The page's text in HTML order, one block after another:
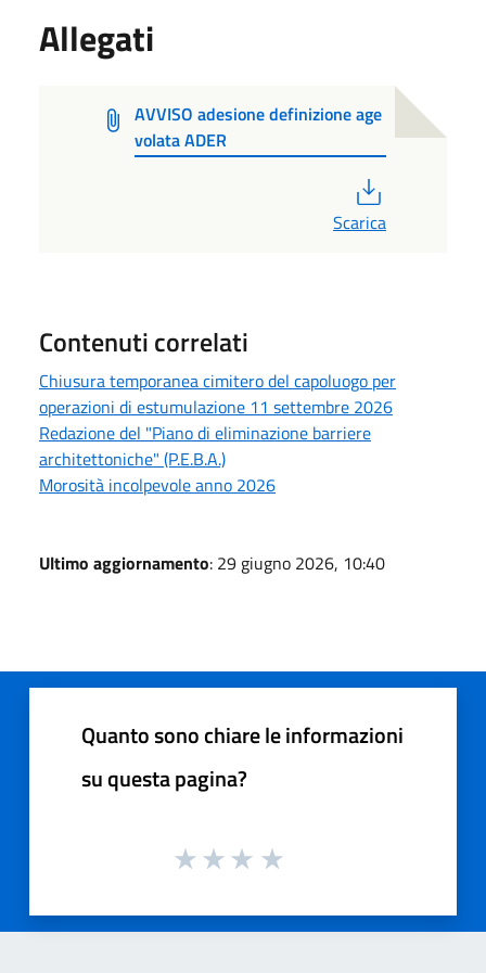
Allegati
AVVISO adesione definizione age
volata ADER
Scarica
Contenuti correlati
Chiusura temporanea cimitero del capoluogo per
operazioni di estumulazione 11 settembre 2026
Redazione del "Piano di eliminazione barriere
architettoniche" (P.E.B.A.)
Morosità incolpevole anno 2026
Ultimo aggiornamento: 29 giugno 2026, 10:40
Quanto sono chiare le informazioni
su questa pagina?